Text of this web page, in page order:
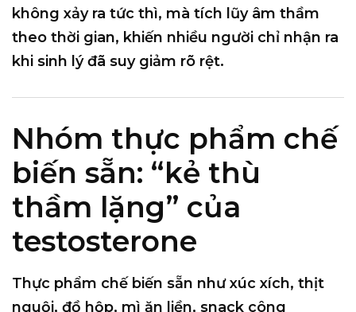
không xảy ra tức thì, mà tích lũy âm thầm
theo thời gian, khiến nhiều người chỉ nhận ra
khi sinh lý đã suy giảm rõ rệt.
Nhóm thực phẩm chế
biến sẵn: “kẻ thù
thầm lặng” của
testosterone
Thực phẩm chế biến sẵn như xúc xích, thịt
nguội, đồ hộp, mì ăn liền, snack công